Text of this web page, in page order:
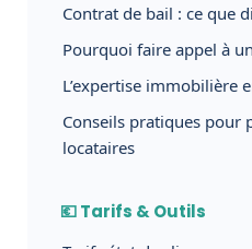
Contrat de bail : ce que
Pourquoi faire appel à
L’expertise immobilière
Conseils pratiques pour
locataires
💶 Tarifs & Outils